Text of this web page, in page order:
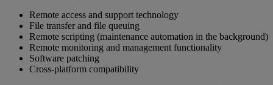
Remote access and support technology
File transfer and file queuing
Remote scripting (maintenance automation in the background)
Remote monitoring and management functionality
Software patching
Cross-platform compatibility